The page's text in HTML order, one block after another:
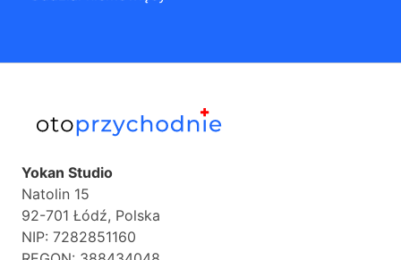
Yokan Studio
Natolin 15
92-701 Łódź, Polska
NIP: 7282851160